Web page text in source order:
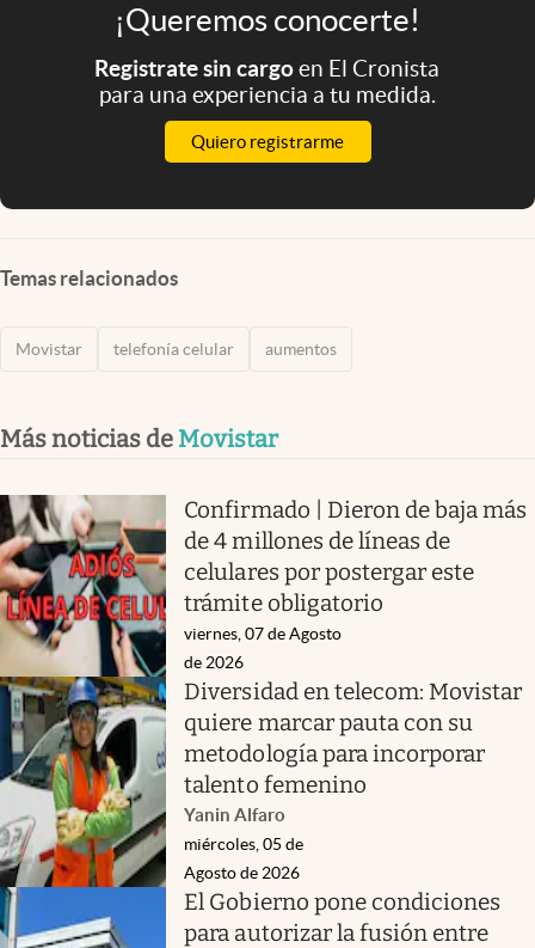
¡Queremos conocerte!
Registrate sin cargoen El Cronista
para una experiencia a tu medida.
Quiero registrarme
Temas relacionados
Movistar telefonía celular aumentos
Más noticias de Movistar
Confirmado | Dieron de baja más
de 4 millones de líneas de
celulares por postergar este
trámite obligatorio
viernes, 07 de Agosto
de 2026
Diversidad en telecom: Movistar
quiere marcar pauta con su
metodología para incorporar
talento femenino
Yanin Alfaro
miércoles, 05 de
Agosto de 2026
El Gobierno pone condiciones
para autorizar la fusión entre